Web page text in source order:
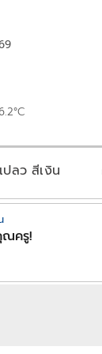
เปลว สีเงิน
ณครู!